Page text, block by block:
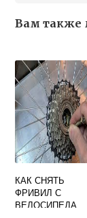
Вам также
КАК СНЯТЬ
ФРИВИЛ С
ВЕЛОСИПЕДА